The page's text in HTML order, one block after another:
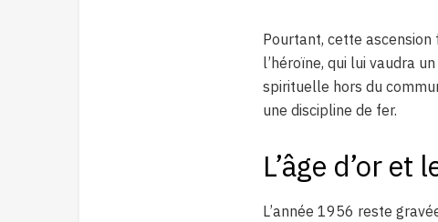
Pourtant, cette ascension
l’héroïne, qui lui vaudra
spirituelle hors du
une discipline de fer.
L’âge d’or et
L’année 1956 reste